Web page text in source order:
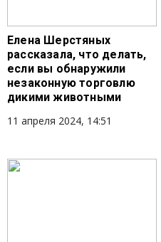
Елена Шерстяных
рассказала, что делать,
если вы обнаружили
незаконную торговлю
дикими животными
11 апреля 2024, 14:51